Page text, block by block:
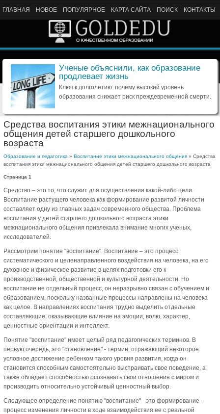
ГЛАВНАЯ НОВОЕ ПОПУЛЯРНОЕ КАРТА САЙТА ПОИСК КОНТАКТЫ
Ученые объяснили, как образование
продлевает жизнь
Ключ к долголетию: почему высокий уровень
образования снижает риск преждевременной смерти.
Средства воспитания этики межнационального
общения детей старшего дошкольного
возраста
Образование и педагогика » Воспитание этики межнационального общения » Средства
воспитания этики межнационального общения детей старшего дошкольного возраста
Страница 1
Средство – это то, что служит для осуществления какой-либо цели.
Воспитание растущего человека как формирование развитой личности
составляет одну из главных задач современного общества. Проблема
воспитания у детей старшего дошкольного возраста этики
межнационального общения привлекала внимание многих ученых,
исследователей.
Рассмотрим понятие "воспитание". Воспитание – это процесс
систематического и целенаправленного воздействия на человека, на его
духовное и физическое развитие в целях подготовки его к
производственной, общественной и культурной деятельности. Но
воспитание не отдельный процесс, он неразрывно связан с обучением и
образованием, поскольку названные процессы направлены на человека
как целое. В направлениях воспитания трудно выделить отдельные
составляющие, оказывающие влияние на эмоции, волю, характер,
ценностные ориентации и интеллект.
Понятие "воспитание" имеет целый ряд педагогических терминов. В
первую очередь, это "становление" - термин, отражающий некоторое
условное достижение ребенком такого уровня развития, когда он
становится способным самостоятельно выстраивать свое поведение, а
также обладает способностью осознавать свои отношения с миром и
производить относительно устойчивый ценностный выбор.
Следующее определение понятию "воспитание" - это формирование –
процесс изменения личности в ходе взаимодействия ее с реальной